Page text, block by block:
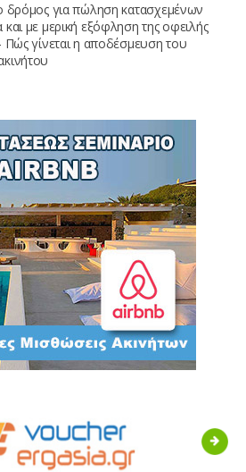
δρόμος για πώληση κατασχεμένων
με μερική εξόφληση της οφειλής
Πώς γίνεται η αποδέσμευση του
Next